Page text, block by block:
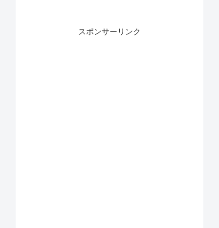
スポンサーリンク